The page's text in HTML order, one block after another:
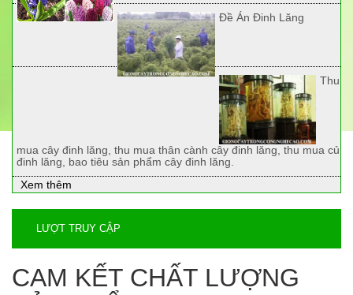
Đề Án Đinh Lăng
Thu
mua cây đinh lăng, thu mua thân cành cây đinh lăng, thu mua củ
đinh lăng, bao tiêu sản phẩm cây đinh lăng.
Xem thêm
LƯỢT TRUY CẬP
CAM KẾT CHẤT LƯỢNG